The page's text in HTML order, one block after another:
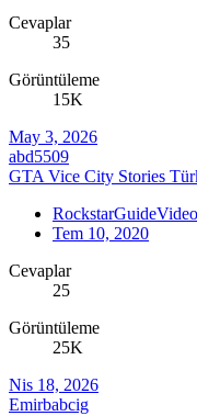
Cevaplar
35
Görüntüleme
15K
May 3, 2026
abd5509
GTA Vice City Stories
Tem 10, 2020
Cevaplar
25
Görüntüleme
25K
Nis 18, 2026
Emirbabcig